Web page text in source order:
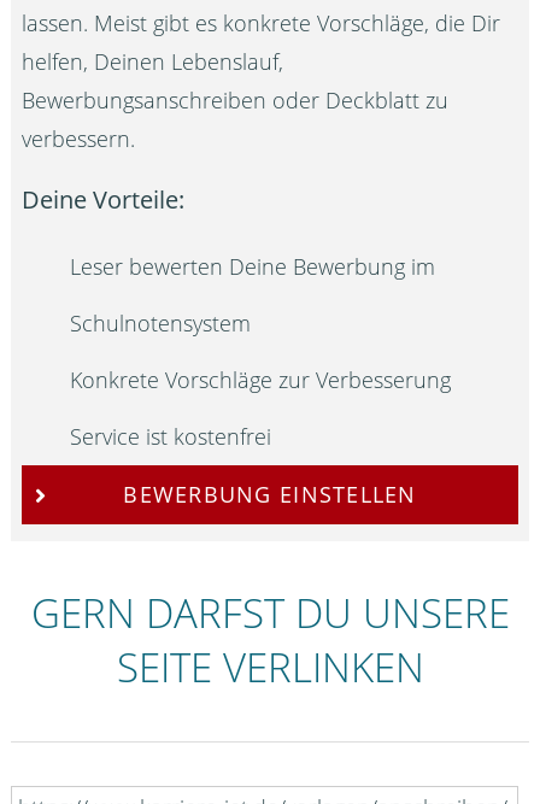
lassen. Meist gibt es konkrete Vorschläge, die Dir
helfen, Deinen Lebenslauf,
Bewerbungsanschreiben oder Deckblatt zu
verbessern.
Deine Vorteile:
Leser bewerten Deine Bewerbung im
Schulnotensystem
Konkrete Vorschläge zur Verbesserung
Service ist kostenfrei
BEWERBUNG EINSTELLEN
GERN DARFST DU UNSERE
SEITE VERLINKEN